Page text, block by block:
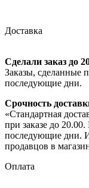
Доставка
Сделали заказ до
Заказы, сделанные
последующие дни.
Срочность
«Стандартная
при заказе до
последующие дни.
продавцов в
Оплата